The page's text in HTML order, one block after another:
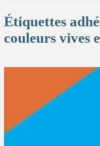
Étiquettes
couleurs vives